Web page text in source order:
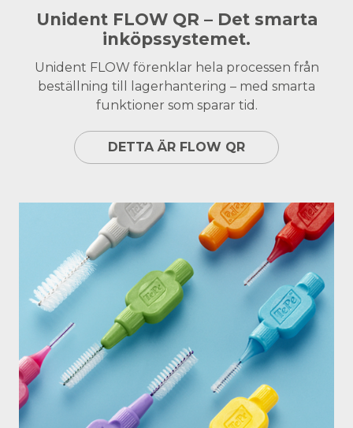
Unident FLOW QR – Det smarta
inköpssystemet.
Unident FLOW förenklar hela processen från
beställning till lagerhantering – med smarta
funktioner som sparar tid.
DETTA ÄR FLOW QR